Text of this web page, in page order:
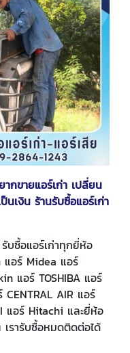
ากขายแอร์เก่า เปลี่ยน
นเงิน ร้านรับซื้อแอร์เก่า
บซื้อแอร์เก่าทุกยี่ห้อ
แอร์ Midea แอร์
แอร์ TOSHIBA แอร์
CENTRAL AIR แอร์
แอร์ Hitachi และยี่ห้อ
รารับซื้อหมดติดต่อได้